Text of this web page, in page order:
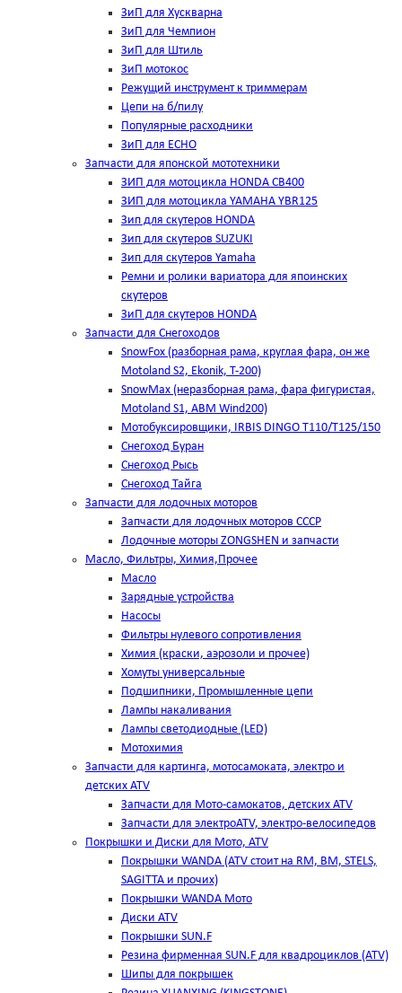
ЗиП для Хускварна
ЗиП для Чемпион
ЗиП для Штиль
ЗиП мотокос
Режущий инструмент к триммерам
Цепи на б/пилу
Популярные расходники
ЗиП для ЕСНО
Запчасти для японской мототехники
ЗИП для мотоцикла HONDA CB400
ЗИП для мотоцикла YAMAHA YBR125
Зип для скутеров HONDA
Зип для скутеров SUZUKI
Зип для скутеров Yamaha
Ремни и ролики вариатора для япоинских
скутеров
ЗиП для скутеров HONDA
Запчасти для Снегоходов
SnowFox (разборная рама, круглая фара, он же
Motoland S2, Ekonik, T-200)
SnowMax (неразборная рама, фара фигуристая,
Motoland S1, ABM Wind200)
Мотобуксировщики, IRBIS DINGO Т110/Т125/150
Снегоход Буран
Снегоход Рысь
Снегоход Тайга
Запчасти для лодочных моторов
Запчасти для лодочных моторов СССР
Лодочные моторы ZONGSHEN и запчасти
Масло, Фильтры, Химия,Прочее
Масло
Зарядные устройства
Насосы
Фильтры нулевого сопротивления
Химия (краски, аэрозоли и прочее)
Хомуты универсальные
Подшипники, Промышленные цепи
Лампы накаливания
Лампы светодиодные (LED)
Мотохимия
Запчасти для картинга, мотосамоката, электро и
детских ATV
Запчасти для Мото-самокатов, детских ATV
Запчасти для электроATV, электро-велосипедов
Покрышки и Диски для Мото, ATV
Покрышки WANDA (АТV стоит на RM, BM, STELS,
SAGITTA и прочих)
Покрышки WANDA Мото
Диски ATV
Покрышки SUN.F
Резина фирменная SUN.F для квадроциклов (АТV)
Шипы для покрышек